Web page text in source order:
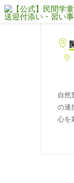
自然
の連
心を